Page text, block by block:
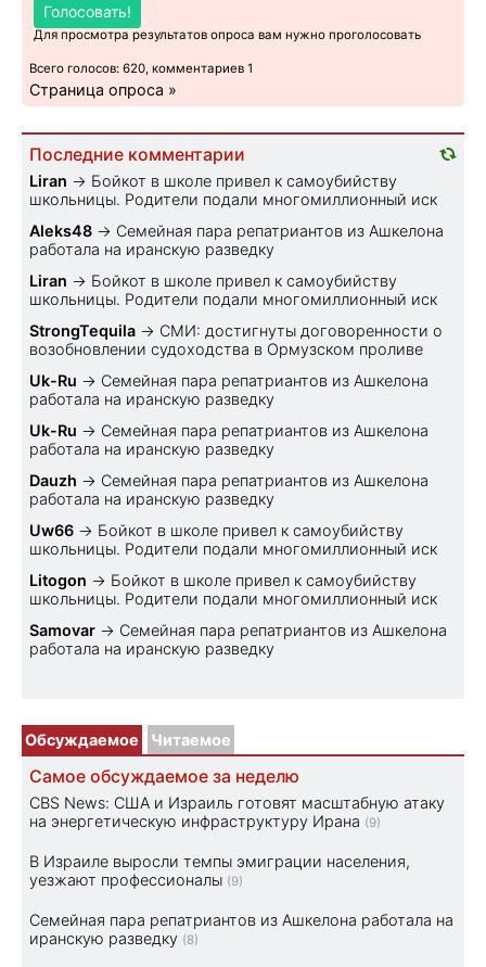
Голосовать!
Для просмотра результатов опроса вам нужно проголосовать
Всего голосов: 620, комментариев 1
Страница опроса »
Последние комментарии
Liran → Бойкот в школе привел к самоубийству
школьницы. Родители подали многомиллионный иск
Aleks48 → Семейная пара репатриантов из Ашкелона
работала на иранскую разведку
Liran → Бойкот в школе привел к самоубийству
школьницы. Родители подали многомиллионный иск
StrongTequila → СМИ: достигнуты договоренности о
возобновлении судоходства в Ормузском проливе
Uk-Ru → Семейная пара репатриантов из Ашкелона
работала на иранскую разведку
Uk-Ru → Семейная пара репатриантов из Ашкелона
работала на иранскую разведку
Dauzh → Семейная пара репатриантов из Ашкелона
работала на иранскую разведку
Uw66 → Бойкот в школе привел к самоубийству
школьницы. Родители подали многомиллионный иск
Litogon → Бойкот в школе привел к самоубийству
школьницы. Родители подали многомиллионный иск
Samovar → Семейная пара репатриантов из Ашкелона
работала на иранскую разведку
Обсуждаемое Читаемое
Самое обсуждаемое за неделю
CBS News: США и Израиль готовят масштабную атаку
на энергетическую инфраструктуру Ирана (9)
В Израиле выросли темпы эмиграции населения,
уезжают профессионалы (9)
Семейная пара репатриантов из Ашкелона работала на
иранскую разведку (8)